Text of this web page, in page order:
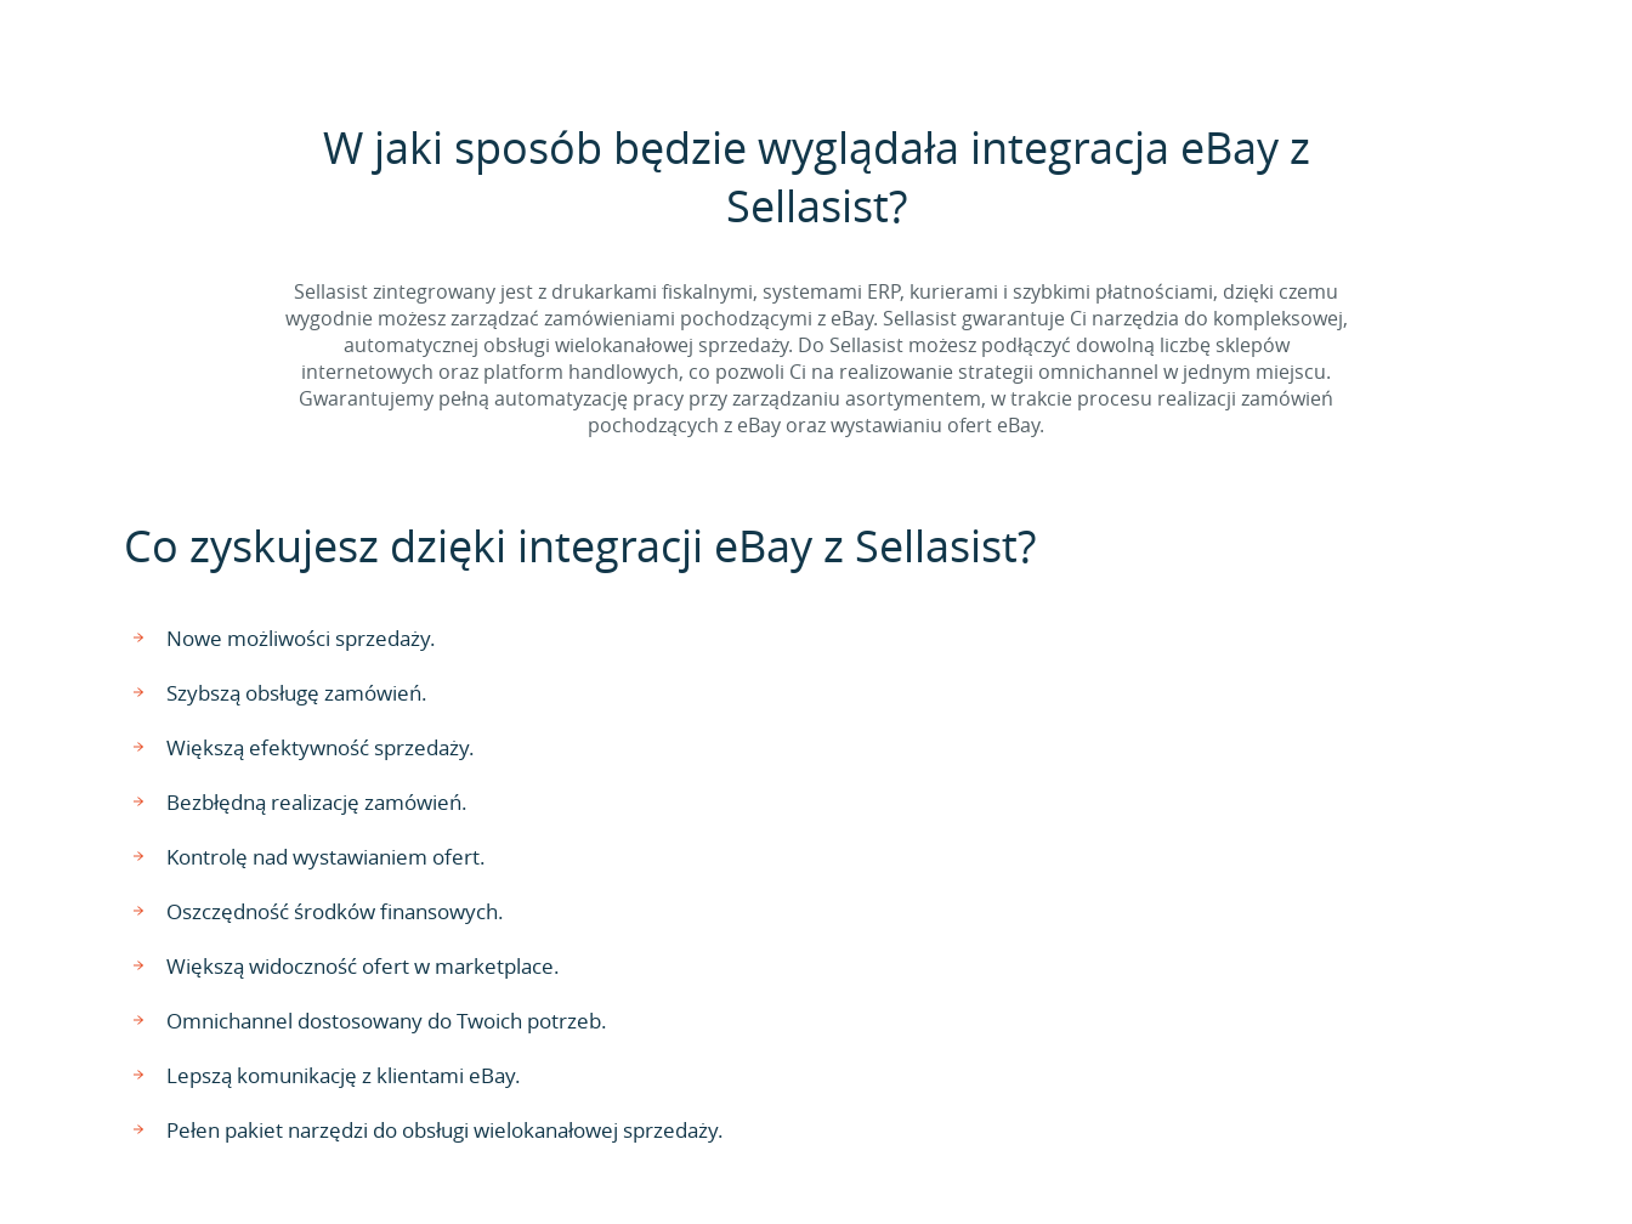
W jaki sposób będzie wyglądała integracja eBay z
Sellasist?
Sellasist zintegrowany jest z drukarkami fiskalnymi, systemami ERP, kurierami i szybkimi płatnościami, dzięki czemu
wygodnie możesz zarządzać zamówieniami pochodzącymi z eBay. Sellasist gwarantuje Ci narzędzia do kompleksowej,
automatycznej obsługi wielokanałowej sprzedaży. Do Sellasist możesz podłączyć dowolną liczbę sklepów
internetowych oraz platform handlowych, co pozwoli Ci na realizowanie strategii omnichannel w jednym miejscu.
Gwarantujemy pełną automatyzację pracy przy zarządzaniu asortymentem, w trakcie procesu realizacji zamówień
pochodzących z eBay oraz wystawianiu ofert eBay.
Co zyskujesz dzięki integracji eBay z Sellasist?
Nowe możliwości sprzedaży.
Szybszą obsługę zamówień.
Większą efektywność sprzedaży.
Bezbłędną realizację zamówień.
Kontrolę nad wystawianiem ofert.
Oszczędność środków finansowych.
Większą widoczność ofert w marketplace.
Omnichannel dostosowany do Twoich potrzeb.
Lepszą komunikację z klientami eBay.
Pełen pakiet narzędzi do obsługi wielokanałowej sprzedaży.